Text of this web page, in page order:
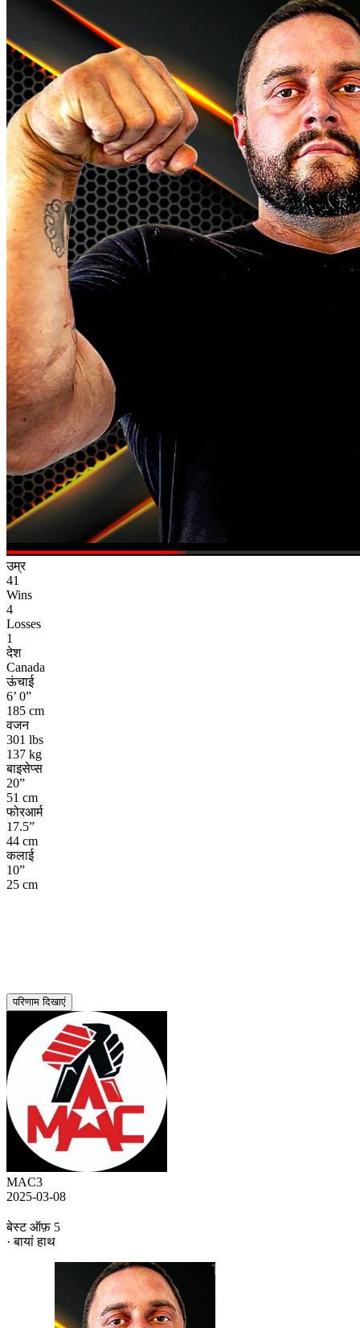
उम्र
41
Wins
4
Losses
1
देश
Canada
ऊंचाई
6’ 0”
185 cm
वजन
301 lbs
137 kg
बाइसेप्स
20”
51 cm
फोरआर्म
17.5”
44 cm
कलाई
10”
25 cm
परिणाम दिखाएं
MAC3
2025-03-08
बेस्ट ऑफ़ 5
· बायां हाथ